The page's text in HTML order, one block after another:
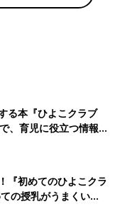
る本『ひよこクラブ
、育児に役立つ情報が
『初めてのひよこクラ
の授乳がうまくい
夏のトラブル 解決テ